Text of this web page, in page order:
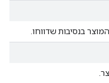
בנסיבות שדווחו.